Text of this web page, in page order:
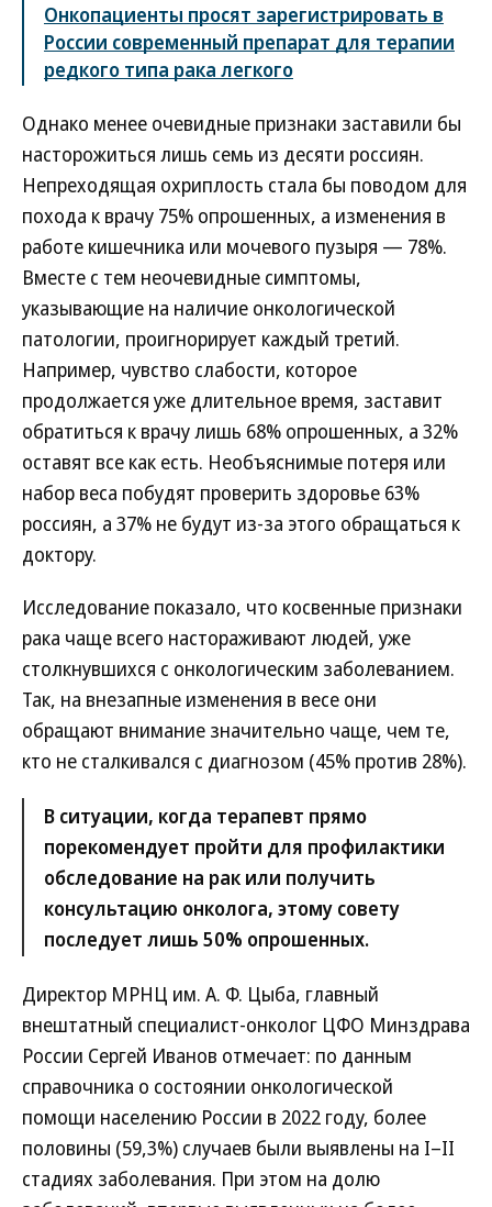
Онкопациенты просят зарегистрировать в
России современный препарат для терапии
редкого типа рака легкого
Однако менее очевидные признаки заставили бы
насторожиться лишь семь из десяти россиян.
Непреходящая охриплость стала бы поводом для
похода к врачу 75% опрошенных, а изменения в
работе кишечника или мочевого пузыря — 78%.
Вместе с тем неочевидные симптомы,
указывающие на наличие онкологической
патологии, проигнорирует каждый третий.
Например, чувство слабости, которое
продолжается уже длительное время, заставит
обратиться к врачу лишь 68% опрошенных, а 32%
оставят все как есть. Необъяснимые потеря или
набор веса побудят проверить здоровье 63%
россиян, а 37% не будут из-за этого обращаться к
доктору.
Исследование показало, что косвенные признаки
рака чаще всего настораживают людей, уже
столкнувшихся с онкологическим заболеванием.
Так, на внезапные изменения в весе они
обращают внимание значительно чаще, чем те,
кто не сталкивался с диагнозом (45% против 28%).
В ситуации, когда терапевт прямо
порекомендует пройти для профилактики
обследование на рак или получить
консультацию онколога, этому совету
последует лишь 50% опрошенных.
Директор МРНЦ им. А. Ф. Цыба, главный
внештатный специалист-онколог ЦФО Минздрава
России Сергей Иванов отмечает: по данным
справочника о состоянии онкологической
помощи населению России в 2022 году, более
половины (59,3%) случаев были выявлены на I–II
стадиях заболевания. При этом на долю